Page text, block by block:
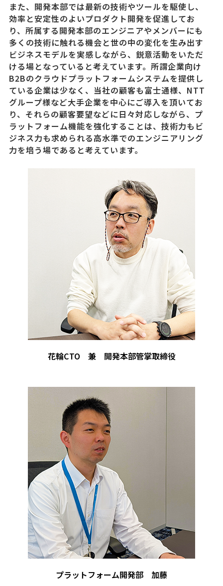
また、開発本部では最新の技術やツールを駆使し、
効率と安定性のよいプロダクト開発を促進してお
り、所属する開発本部のエンジニアやメンバーにも
多くの技術に触れる機会と世の中の変化を生み出す
ビジネスモデルを実感しながら、鋭意活動をいただ
ける場となっていると考えています。所謂企業向け
B2Bのクラウドプラットフォームシステムを提供し
ている企業は少なく、当社の顧客も富士通様、NTT
グループ様など大手企業を中心にご導入を頂いてお
り、それらの顧客要望などに日々対応しながら、プ
ラットフォーム機能を強化することは、技術力もビ
ジネス力も求められる高水準でのエンジニアリング
力を培う場であると考えています。
花輪CTO 兼 開発本部管掌取締役
プラットフォーム開発部 加藤